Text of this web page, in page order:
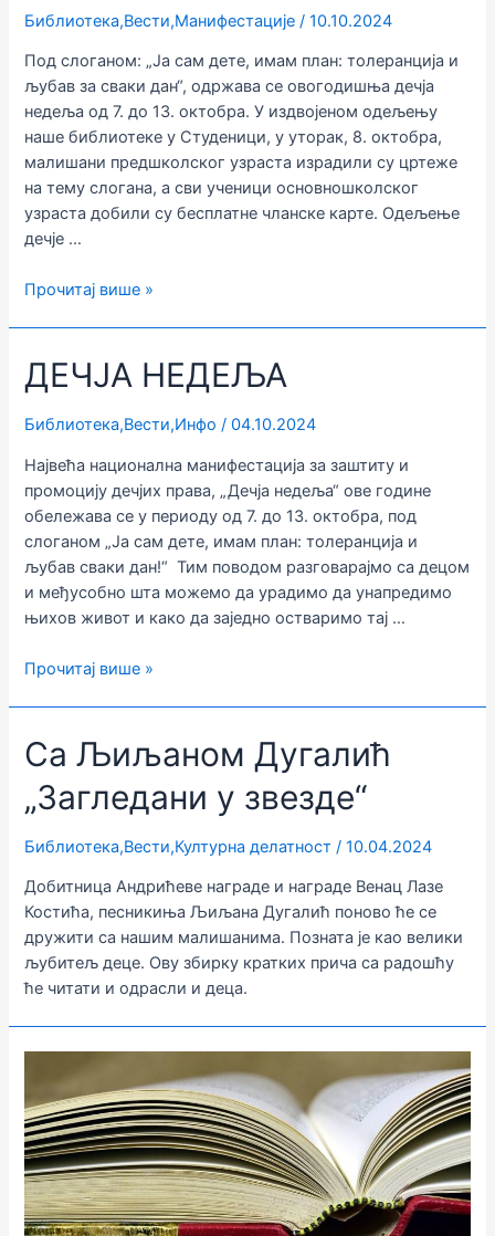
Атанасковић
Библиотека,Вести,Манифестације /10.10.2024
Под слоганом: „Ја сам дете, имам план: толеранција и
љубав за сваки дан“, одржава се овогодишња дечја
недеља од 7. до 13. октобра. У издвојеном одељењу
наше библиотеке у Студеници, у уторак, 8. октобра,
малишани предшколског узраста израдили су цртеже
на тему слогана, а сви ученици основношколског
узраста добили су бесплатне чланске карте. Одељење
дечје …
Обележена
Прочитај више »
ДЕЧЈА НЕДЕЉА
Библиотека,Вести,Инфо /04.10.2024
Највећа национална манифестација за заштиту и
промоцију дечјих права, „Дечја недеља“ ове године
обележава се у периоду од 7. до 13. октобра, под
слоганом „Ја сам дете, имам план: толеранција и
љубав сваки дан!“ Тим поводом разговарајмо са децом
и међусобно шта можемо да урадимо да унапредимо
њихов живот и како да заједно остваримо тај …
ДЕЧЈА
Прочитај више »
Са Љиљаном Дугалић
„Загледани у звезде“
Библиотека,Вести,Културна делатност /10.04.2024
Добитница Андрићеве награде и награде Венац Лазе
Костића, песникиња Љиљана Дугалић поново ће се
дружити са нашим малишанима. Позната је као велики
љубитељ деце. Ову збирку кратких прича са радошћу
ће читати и одрасли и деца.